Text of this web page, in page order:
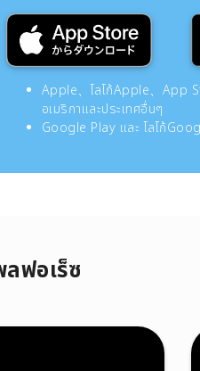
Apple、โลโก้Apple、App
อเมริกาและประเทศอื่นๆ
Google Play และ โลโก้
ลฟอเร็ซ